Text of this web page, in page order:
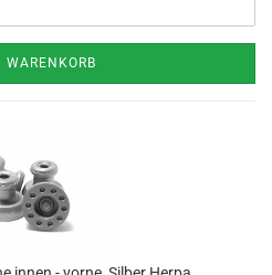
WARENKORB